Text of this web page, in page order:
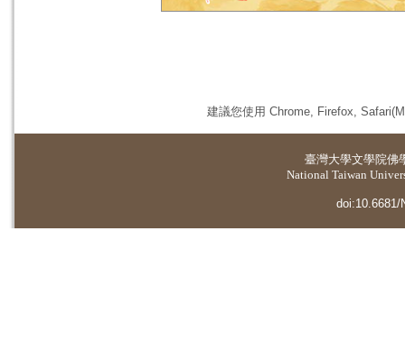
建議您使用 Chrome, Firefox,
臺灣大學文學院佛
National Taiwan
doi:10.6681/